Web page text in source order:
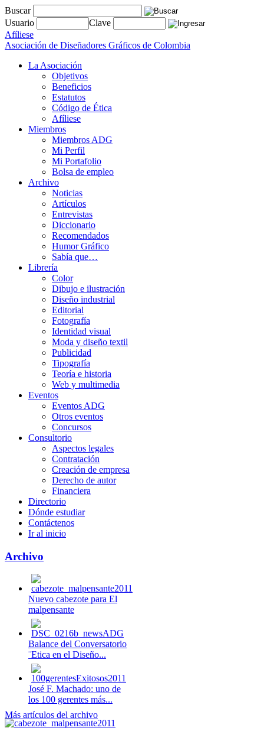
Buscar
Usuario
Clave
Afíliese
Asociación de Diseñadores Gráficos de Colombia
La Asociación
Objetivos
Beneficios
Estatutos
Código de Ética
Afíliese
Miembros
Miembros ADG
Mi Perfil
Mi Portafolio
Bolsa de empleo
Archivo
Noticias
Artículos
Entrevistas
Diccionario
Recomendados
Humor Gráfico
Sabía que…
Librería
Color
Dibujo e ilustración
Diseño industrial
Editorial
Fotografía
Identidad visual
Moda y diseño textil
Publicidad
Tipografía
Teoría e historia
Web y multimedia
Eventos
Eventos ADG
Otros eventos
Concursos
Consultorio
Aspectos legales
Contratación
Creación de empresa
Derecho de autor
Financiera
Directorio
Dónde estudiar
Contáctenos
Ir al inicio
Archivo
Nuevo cabezote para El
malpensante
Balance del Conversatorio
¨Etica en el Diseño...
José F. Machado: uno de
los 100 gerentes más...
Más artículos del archivo